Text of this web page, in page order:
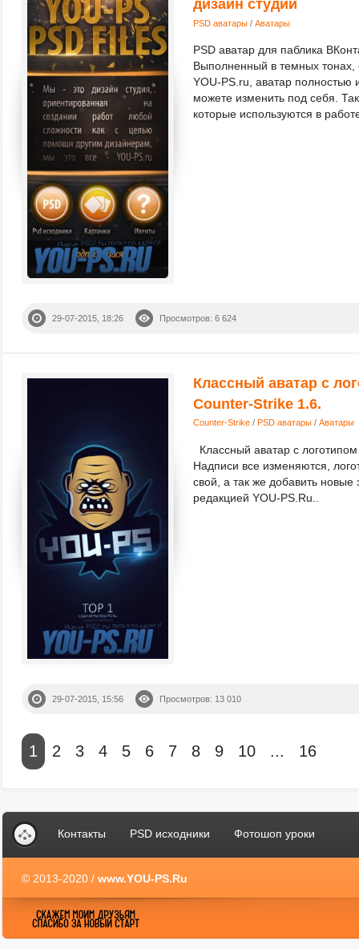
дизайн студии
PSD аватары / Аватары
PSD аватар для паблика
Выполненный в темных тонах,
YOU-PS.ru, аватар полностью
можете изменить под себя.
которые используются в
29-07-2015, 18:26 Просмотров: 6 624
Классный аватар с
Counter-Strike 1.6.
Counter-Strike / PSD аватары / Аватары
Классный аватар с
Надписи все изменяются,
свой, а так же добавить
редакцией YOU-PS.Ru..
29-07-2015, 15:56 Просмотров: 13 010
1 2 3 4 5 6 7 8 9 10 ... 16
Контакты PSD исходники Фотошоп уроки
© 2013-2020 / www.YOU-PS.Ru
YOU-PS.Ru